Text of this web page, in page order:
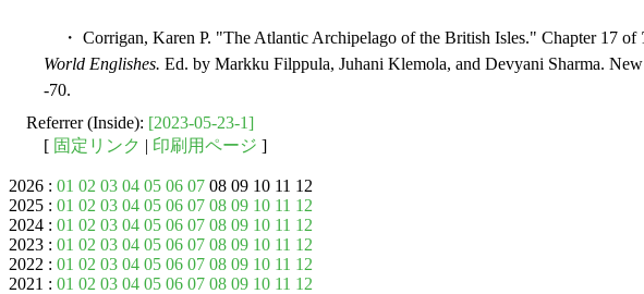
・ Corrigan, Karen P. "The Atlantic Archipelago of the British Isles." Chapter 17 of
World Englishes. Ed. by Markku Filppula, Juhani Klemola, and Devyani Sharma.
-70.
Referrer (Inside): [2023-05-23-1]
[ 固定リンク | 印刷用ページ ]
2026 : 01 02 03 04 05 06 07 08 09 10 11 12
2025 : 01 02 03 04 05 06 07 08 09 10 11 12
2024 : 01 02 03 04 05 06 07 08 09 10 11 12
2023 : 01 02 03 04 05 06 07 08 09 10 11 12
2022 : 01 02 03 04 05 06 07 08 09 10 11 12
2021 : 01 02 03 04 05 06 07 08 09 10 11 12